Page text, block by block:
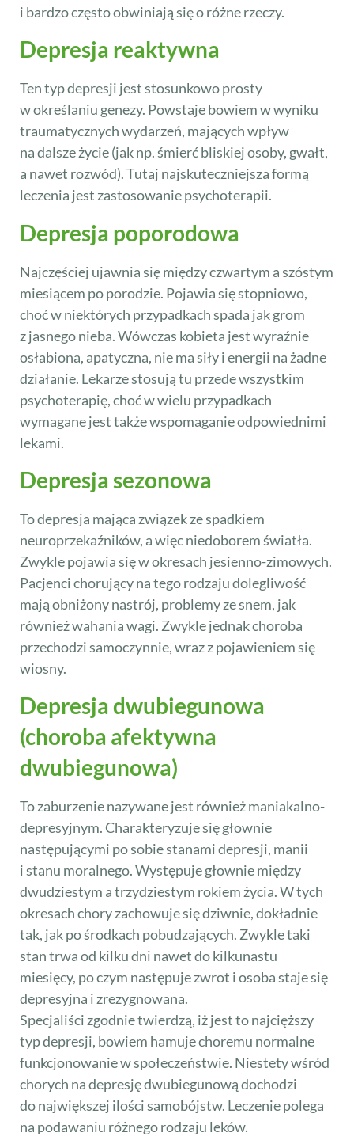
i bardzo często obwiniają się o różne rzeczy.
Depresja reaktywna
Ten typ depresji jest stosunkowo prosty
w określaniu genezy. Powstaje bowiem w wyniku
traumatycznych wydarzeń, mających wpływ
na dalsze życie (jak np. śmierć bliskiej osoby, gwałt,
a nawet rozwód). Tutaj najskuteczniejsza formą
leczenia jest zastosowanie psychoterapii.
Depresja poporodowa
Najczęściej ujawnia się między czwartym a szóstym
miesiącem po porodzie. Pojawia się stopniowo,
choć w niektórych przypadkach spada jak grom
z jasnego nieba. Wówczas kobieta jest wyraźnie
osłabiona, apatyczna, nie ma siły i energii na żadne
działanie. Lekarze stosują tu przede wszystkim
psychoterapię, choć w wielu przypadkach
wymagane jest także wspomaganie odpowiednimi
lekami.
Depresja sezonowa
To depresja mająca związek ze spadkiem
neuroprzekaźników, a więc niedoborem światła.
Zwykle pojawia się w okresach jesienno-zimowych.
Pacjenci chorujący na tego rodzaju dolegliwość
mają obniżony nastrój, problemy ze snem, jak
również wahania wagi. Zwykle jednak choroba
przechodzi samoczynnie, wraz z pojawieniem się
wiosny.
Depresja dwubiegunowa
(choroba afektywna
dwubiegunowa)
To zaburzenie nazywane jest również maniakalno-
depresyjnym. Charakteryzuje się głownie
następującymi po sobie stanami depresji, manii
i stanu moralnego. Występuje głownie między
dwudziestym a trzydziestym rokiem życia. W tych
okresach chory zachowuje się dziwnie, dokładnie
tak, jak po środkach pobudzających. Zwykle taki
stan trwa od kilku dni nawet do kilkunastu
miesięcy, po czym następuje zwrot i osoba staje się
depresyjna i zrezygnowana.
Specjaliści zgodnie twierdzą, iż jest to najcięższy
typ depresji, bowiem hamuje choremu normalne
funkcjonowanie w społeczeństwie. Niestety wśród
chorych na depresję dwubiegunową dochodzi
do największej ilości samobójstw. Leczenie polega
na podawaniu różnego rodzaju leków.